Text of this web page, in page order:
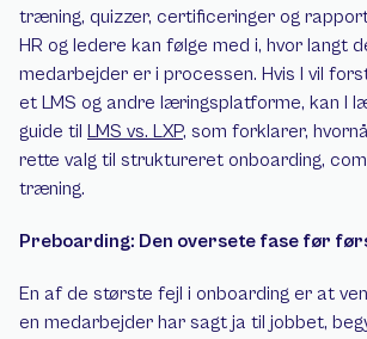
træning, quizzer, certificeringer og
HR og ledere kan følge med i, hvor langt
medarbejder er i processen. Hvis I vil
et LMS og andre læringsplatforme, kan I
guide til LMS vs. LXP, som forklarer,
rette valg til struktureret onboarding,
træning.
Preboarding: Den oversete fase før
En af de største fejl i onboarding er at
en medarbejder har sagt ja til jobbet,